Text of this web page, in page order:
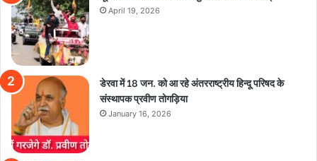
April 19, 2026
डेरवा में 18 जन. को आ रहे अंतरराष्ट्रीय हिन्दू परिषद के
संस्थापक प्रवीण तोगड़िया
January 16, 2026